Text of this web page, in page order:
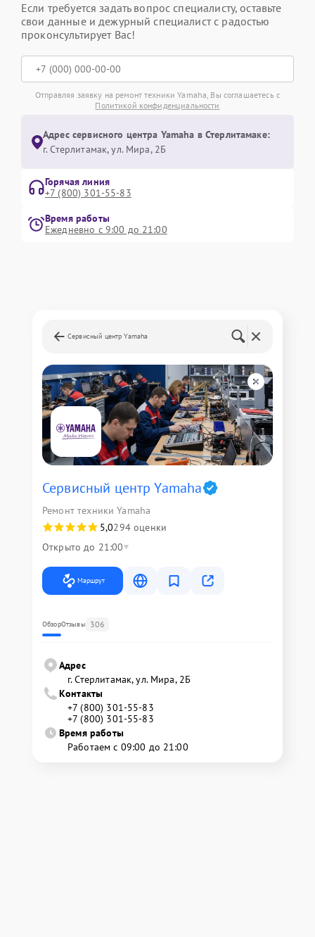
Если требуется задать вопрос специалисту, оставьте
свои данные и дежурный специалист с радостью
проконсультирует Вас!
Отправляя заявку на ремонт техники Yamaha, Вы соглашаетесь с
Политикой конфиденциальности
Адрес сервисного центра Yamaha в Стерлитамаке:
г. Стерлитамак, ул. Мира, 2Б
Горячая линия
+7 (800) 301-55-83
Время работы
Ежедневно с 9:00 до 21:00
Сервисный центр Yamaha
Сервисный центр Yamaha
Ремонт техники Yamaha
5,0294 оценки
Открыто до 21:00
Маршрут
ОбзорОтзывы 306
Адрес
г. Стерлитамак, ул. Мира, 2Б
Контакты
+7 (800) 301-55-83
+7 (800) 301-55-83
Время работы
Работаем с 09:00 до 21:00